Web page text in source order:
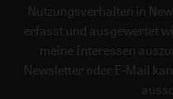
Nutzungsverhalten in
erfasst und ausgewertet
meine Interessen
Newsletter oder E-Mail